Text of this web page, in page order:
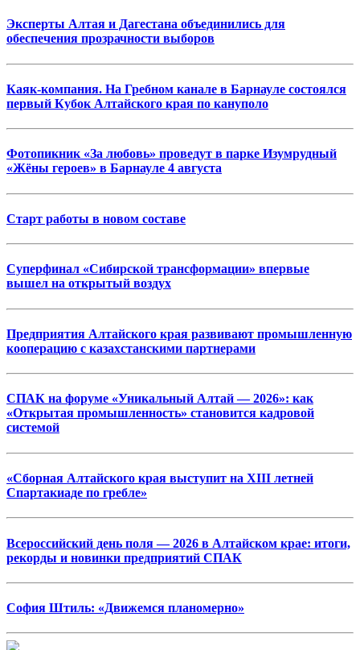
Эксперты Алтая и Дагестана объединились для
обеспечения прозрачности выборов
Каяк-компания. На Гребном канале в Барнауле состоялся
первый Кубок Алтайского края по кануполо
Фотопикник «За любовь» проведут в парке Изумрудный
«Жёны героев» в Барнауле 4 августа
Старт работы в новом составе
Суперфинал «Сибирской трансформации» впервые
вышел на открытый воздух
Предприятия Алтайского края развивают промышленную
кооперацию с казахстанскими партнерами
СПАК на форуме «Уникальный Алтай — 2026»: как
«Открытая промышленность» становится кадровой
системой
«Сборная Алтайского края выступит на XIII летней
Спартакиаде по гребле»
Всероссийский день поля — 2026 в Алтайском крае: итоги,
рекорды и новинки предприятий СПАК
София Штиль: «Движемся планомерно»